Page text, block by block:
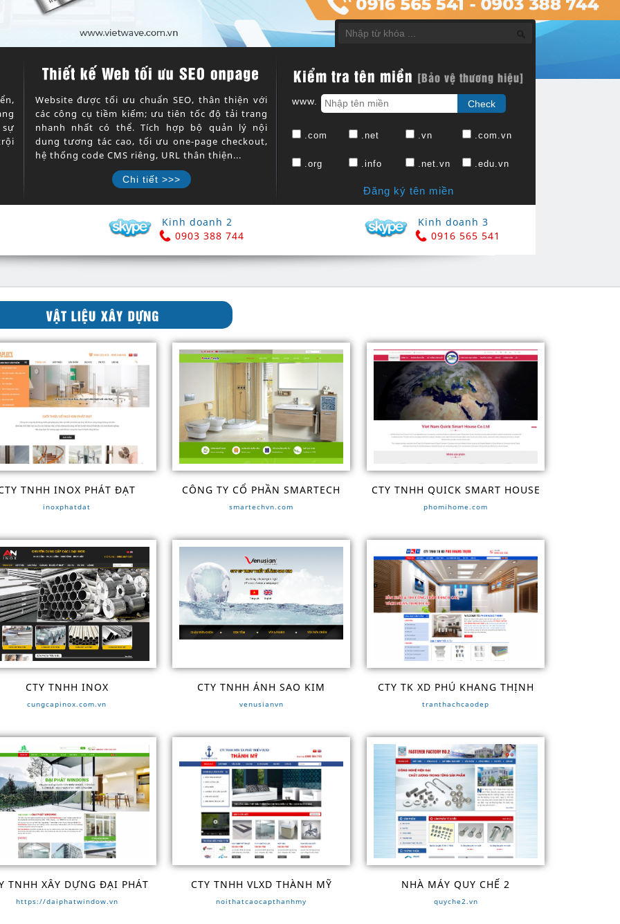
Website được tối ưu chuẩn SEO, thân thiện với
các công cụ tiềm kiếm; ưu tiên tốc độ tải trang
nhanh nhất có thể. Tích hợp bộ quản lý nội
dung tương tác cao, tối ưu one-page checkout,
hệ thống code CMS riêng, URL thân thiện...
Chi tiết >>>
Kiểm tra tên miền [Bảo vệ thương hiệu]
www.
.com .net .vn .com.vn
.org .info .net.vn .edu.vn
Đăng ký tên miền
Kinh doanh 2
0903 388 744
Kinh doanh 3
0916 565 541
TNHH INOX PHÁT ĐẠT
inoxphatdat
CÔNG TY CỔ PHẦN SMARTECH
smartechvn.com
CTY TNHH QUICK SMART HOUSE
phomihome.com
CTY TNHH INOX
cungcapinox.com.vn
CTY TNHH ÁNH SAO KIM
venusianvn
CTY TK XD PHÚ KHANG THỊNH
tranthachcaodep
TNHH XÂY DỰNG ĐẠI PHÁT
https://daiphatwindow.vn
CTY TNHH VLXD THÀNH MỸ
noithatcaocapthanhmy
NHÀ MÁY QUY CHẾ 2
quyche2.vn